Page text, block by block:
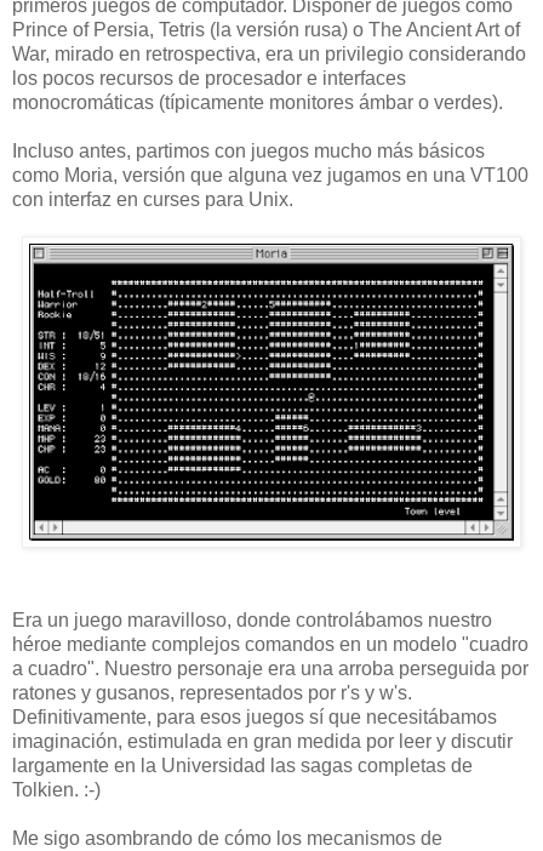
primeros juegos de computador. Disponer de juegos como
Prince of Persia, Tetris (la versión rusa) o The Ancient Art of
War, mirado en retrospectiva, era un privilegio considerando
los pocos recursos de procesador e interfaces
monocromáticas (típicamente monitores ámbar o verdes).
Incluso antes, partimos con juegos mucho más básicos
como Moria, versión que alguna vez jugamos en una VT100
con interfaz en curses para Unix.
Era un juego maravilloso, donde controlábamos nuestro
héroe mediante complejos comandos en un modelo "cuadro
a cuadro". Nuestro personaje era una arroba perseguida por
ratones y gusanos, representados por r's y w's.
Definitivamente, para esos juegos sí que necesitábamos
imaginación, estimulada en gran medida por leer y discutir
largamente en la Universidad las sagas completas de
Tolkien. :-)
Me sigo asombrando de cómo los mecanismos de